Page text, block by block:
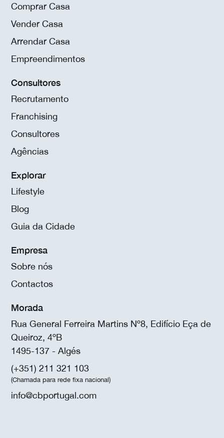
Comprar Casa
Vender Casa
Arrendar Casa
Empreendimentos
Consultores
Recrutamento
Franchising
Consultores
Agências
Explorar
Lifestyle
Blog
Guia da Cidade
Empresa
Sobre nós
Contactos
Morada
Rua General Ferreira Martins Nº8, Edifício Eça de
Queiroz, 4ºB
1495-137 - Algés
(+351) 211 321 103
(Chamada para rede fixa nacional)
info@cbportugal.com